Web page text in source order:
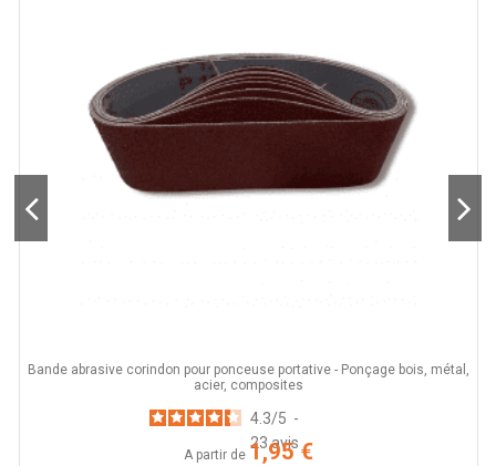
Bande abrasive corindon pour ponceuse portative - Ponçage bois, métal,
acier, composites
4.3/5 -
23avis
A partir de 1,95 €